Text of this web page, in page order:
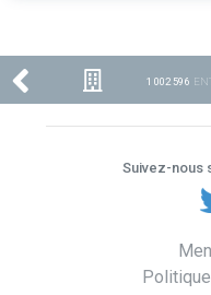
1 002 596
Suivez-nous